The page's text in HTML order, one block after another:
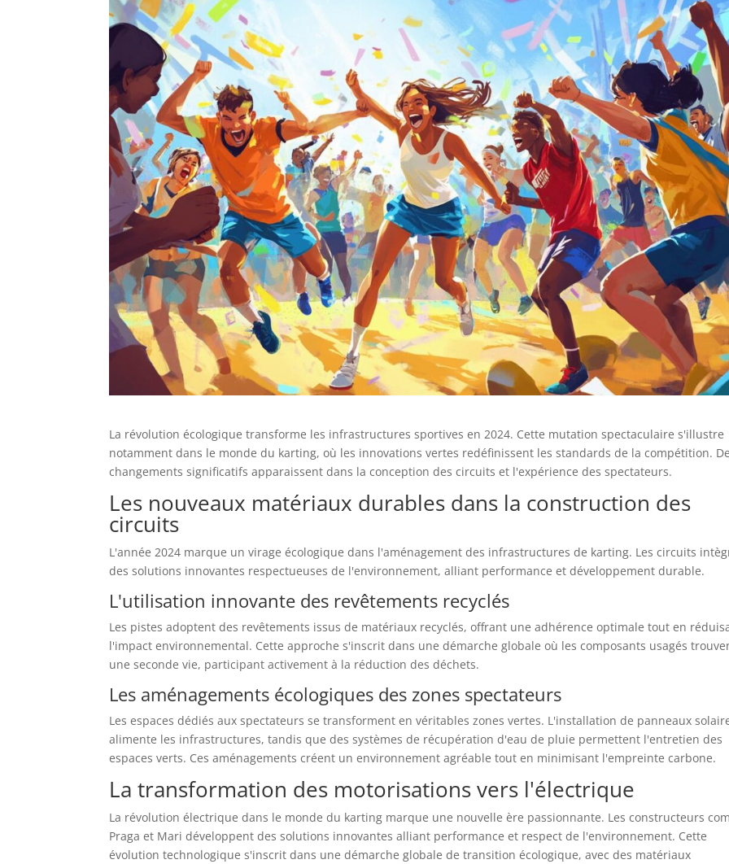
La révolution écologique transforme les infrastructures sportives en 2024. Cette mutation spectaculaire s'illustre
notamment dans le monde du karting, où les innovations vertes redéfinissent les standards de la compétition.
changements significatifs apparaissent dans la conception des circuits et l'expérience des spectateurs.
Les nouveaux matériaux durables dans la construction des
circuits
L'année 2024 marque un virage écologique dans l'aménagement des infrastructures de karting. Les circuits
des solutions innovantes respectueuses de l'environnement, alliant performance et développement durable.
L'utilisation innovante des revêtements recyclés
Les pistes adoptent des revêtements issus de matériaux recyclés, offrant une adhérence optimale tout en
l'impact environnemental. Cette approche s'inscrit dans une démarche globale où les composants usagés
une seconde vie, participant activement à la réduction des déchets.
Les aménagements écologiques des zones spectateurs
Les espaces dédiés aux spectateurs se transforment en véritables zones vertes. L'installation de panneaux
alimente les infrastructures, tandis que des systèmes de récupération d'eau de pluie permettent l'entretien des
espaces verts. Ces aménagements créent un environnement agréable tout en minimisant l'empreinte carbone.
La transformation des motorisations vers l'électrique
La révolution électrique dans le monde du karting marque une nouvelle ère passionnante. Les constructeurs
Praga et Mari développent des solutions innovantes alliant performance et respect de l'environnement. Cette
évolution technologique s'inscrit dans une démarche globale de transition écologique, avec des matériaux